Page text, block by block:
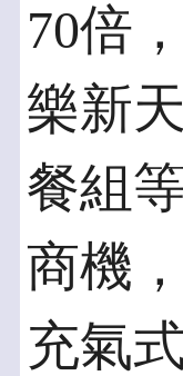
70倍
樂新
餐組
商機
充氣